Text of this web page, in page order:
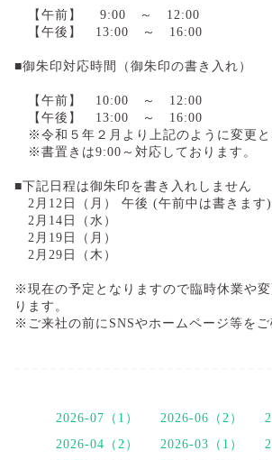
【午前】 9:00 ～ 12:00
【午後】 13:00 ～ 16:00
■御朱印対応時間（御朱印の書き入れ）
【午前】 10:00 ～ 12:00
【午後】 13:00 ～ 16:00
※令和５年２月より上記のように変更と
※書置きは9:00～対応しております。
■下記日程は御朱印を書き入れしません
2月12日（月） 午後 (午前中は書きます)
2月14日（水）
2月19日（月）
2月29日（木）
※現在の予定となりますので臨時休業や
ります。
※ご来社の前にSNSやホームページ等をご
2026-07（1） 2026-06（2）
2026-04（2）
2026-03（1）